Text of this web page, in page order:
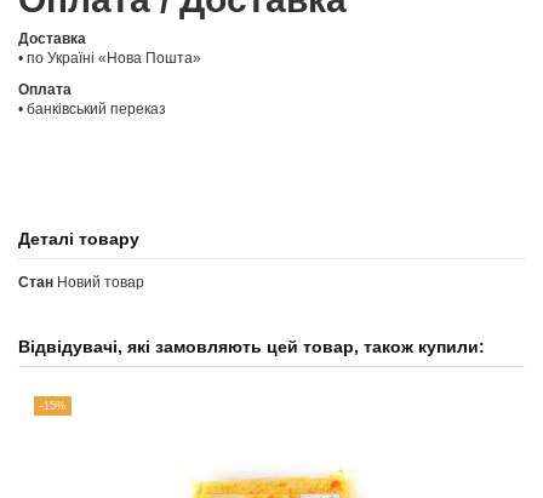
Доставка
• по Україні «Нова Пошта»
Оплата
• банківський переказ
Деталі товару
Стан Новий товар
Відвідувачі, які замовляють цей товар, також купили:
-15%